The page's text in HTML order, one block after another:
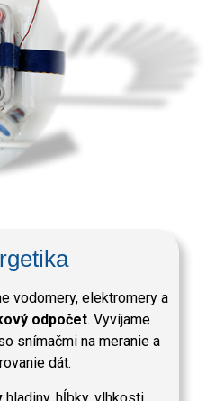
vodomery, elektromery a
odpočet. Vyvíjame
snímačmi na meranie a
dát.
hladiny, hĺbky, vlhkosti,